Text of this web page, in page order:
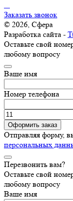
Заказать звонок
© 2026, Сфера
Разработка сайта -
Оставьте свой
любому вопросу
Ваше имя
Номер телефона
Оформить заказ
Отправляя форму,
персональных
Перезвонить вам?
Оставьте свой
любому вопросу
Ваше имя